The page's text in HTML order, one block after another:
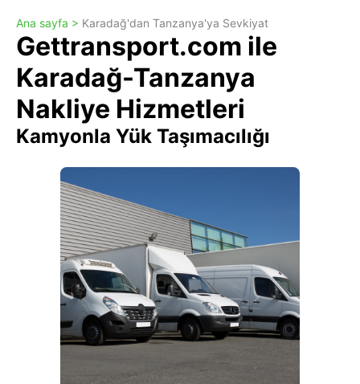
Ana sayfa > Karadağ'dan Tanzanya'ya Sevkiyat
Gettransport.com ile
Karadağ-Tanzanya
Nakliye Hizmetleri
Kamyonla Yük Taşımacılığı